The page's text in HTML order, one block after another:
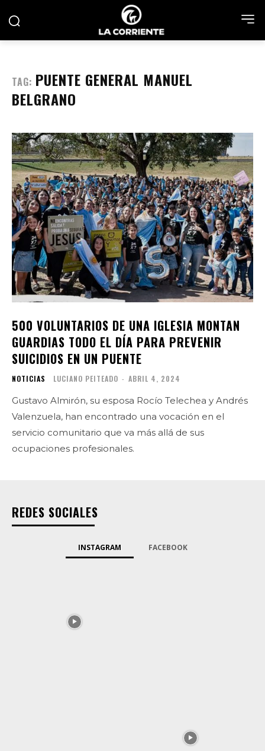
TAG: PUENTE GENERAL MANUEL
BELGRANO
500 VOLUNTARIOS DE UNA IGLESIA MONTAN
GUARDIAS TODO EL DÍA PARA PREVENIR
SUICIDIOS EN UN PUENTE
NOTICIAS LUCIANO PEITEADO - ABRIL 4, 2024
Gustavo Almirón, su esposa Rocío Telechea y Andrés
Valenzuela, han encontrado una vocación en el
servicio comunitario que va más allá de sus
ocupaciones profesionales.
REDES SOCIALES
INSTAGRAM FACEBOOK